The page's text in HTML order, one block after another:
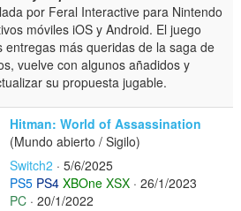
por Feral Interactive para Nintendo
móviles iOS y Android. El juego
entregas más queridas de la saga de
vuelve con algunos añadidos y
su propuesta jugable.
Hitman: World of Assassination
(Mundo abierto / Sigilo)
Switch2 · 5/6/2025
PS5 PS4 XBOne XSX · 26/1/2023
PC · 20/1/2022